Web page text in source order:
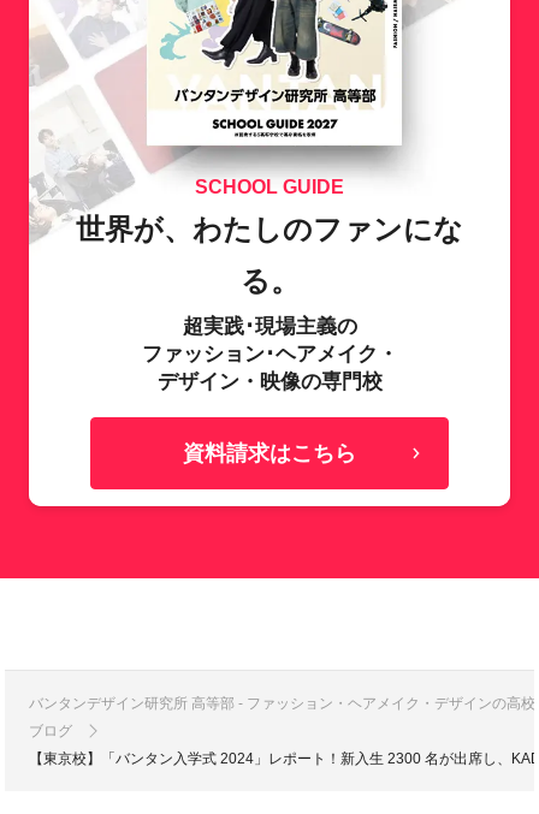
SCHOOL GUIDE
世界が、わたしのファンにな
る。
超実践･現場主義の
ファッション･ヘアメイク・
デザイン・映像の専門校
資料請求はこちら
バンタンデザイン研究所 高等部 - ファッション・ヘアメイク・デザインの高
ブログ
【東京校】「バンタン入学式 2024」レポート！新入生 2300 名が出席し、